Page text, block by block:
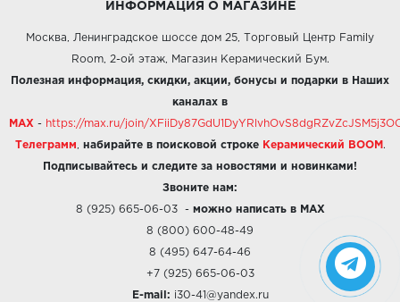
ИНФОРМАЦИЯ О МАГАЗИНЕ
Москва, Ленинградское шоссе дом 25, Торговый Центр Family
Room, 2-ой этаж, Магазин Керамический Бум.
Полезная информация, скидки, акции, бонусы и подарки в Наших
каналах в
MAX - https://max.ru/join/
Телеграмм набирайте в поисковой строке Керамический BOOM .
Подписывайтесь и следите за новостями и новинками!
Звоните нам:
8 (925) 665-06-03- можно написать в MAX
8 (800) 600-48-49
8 (495) 647-64-46
+7 (925) 665-06-03
E-mail: i30-41@yandex.ru